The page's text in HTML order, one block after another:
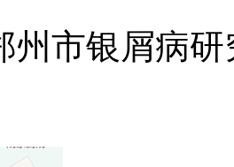
州市银屑病